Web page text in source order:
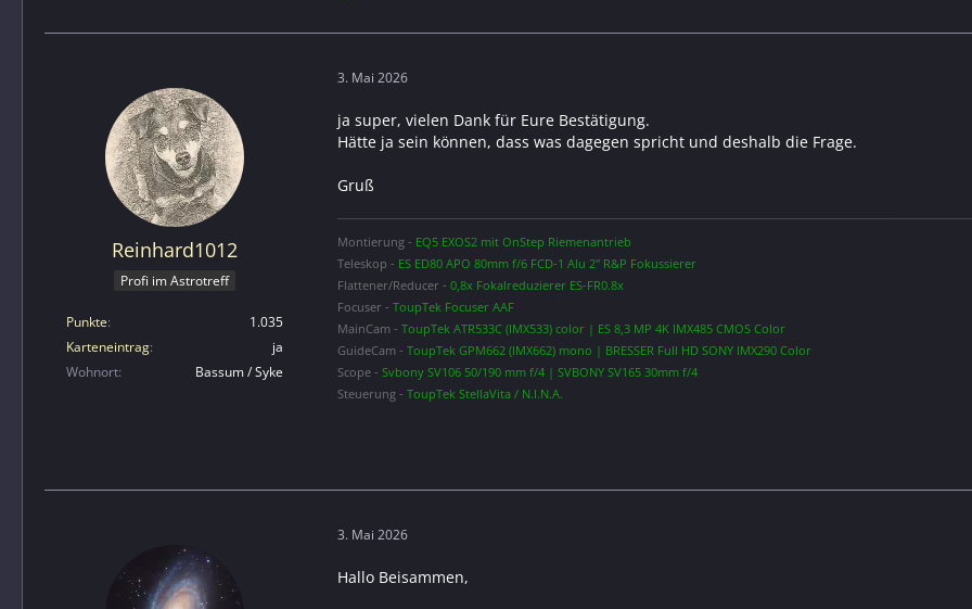
Reinhard1012
Profi im Astrotreff
Punkte
1.035
Karteneintrag
ja
Wohnort
Bassum / Syke
3. Mai 2026
ja super, vielen Dank für Eure Bestätigung.
Hätte ja sein können, dass was dagegen spricht und deshalb die Frage.
Gruß
Montierung - EQ5 EXOS2 mit OnStep Riemenantrieb
Teleskop - ES ED80 APO 80mm f/6 FCD-1 Alu 2" R&P Fokussierer
Flattener/Reducer - 0,8x Fokalreduzierer ES-FR0.8x
Focuser - ToupTek Focuser AAF
MainCam - ToupTek ATR533C (IMX533) color | ES 8,3 MP 4K IMX485 CMOS Color
GuideCam - ToupTek GPM662 (IMX662) mono | BRESSER Full HD SONY IMX290 Color
Scope - Svbony SV106 50/190 mm f/4 | SVBONY SV165 30mm f/4
Steuerung - ToupTek StellaVita / N.I.N.A.
3. Mai 2026
Hallo Beisammen,